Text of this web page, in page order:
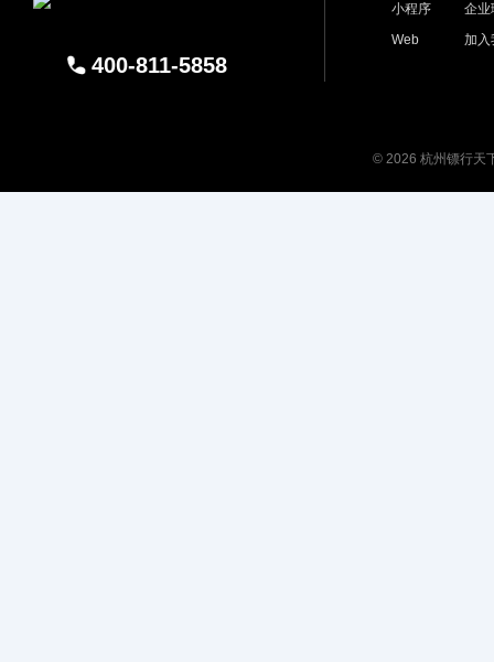
400-811-5858
小程序
Web
企业
加入
© 2026 杭州镖行天